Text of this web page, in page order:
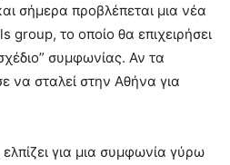
σήμερα προβλέπεται μια νέα
group, το οποίο θα επιχειρήσει
συμφωνίας. Αν τα
να σταλεί στην Αθήνα για
για μια συμφωνία γύρω